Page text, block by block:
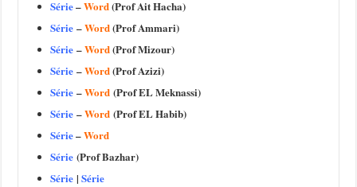
Série–Word(Prof Ait Hacha)
Série –Word(Prof Ammari)
Série –Word(Prof Mizour)
Série –Word(Prof Azizi)
Série –Word (Prof EL Meknassi)
Série –Word (Prof EL Habib)
Série–Word
Série (Prof Bazhar)
Série |Série